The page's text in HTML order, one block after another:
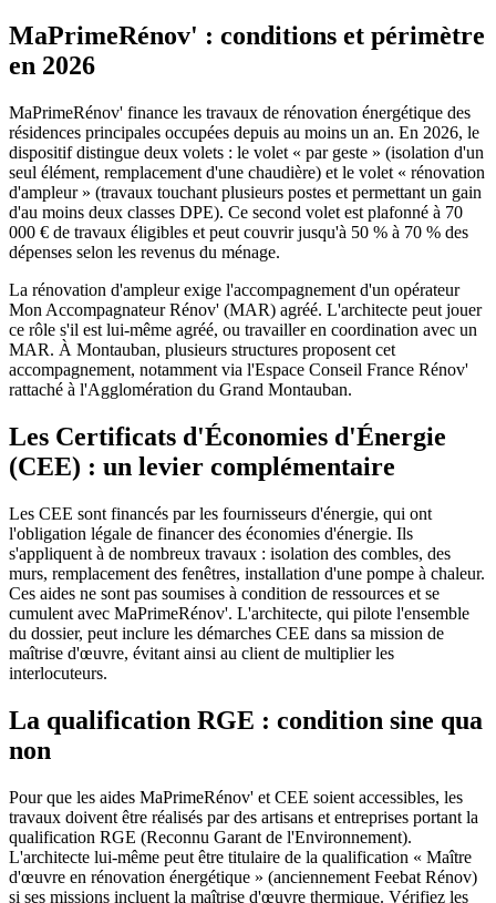
MaPrimeRénov' : conditions et périmètre
en 2026
MaPrimeRénov' finance les travaux de rénovation énergétique des
résidences principales occupées depuis au moins un an. En 2026, le
dispositif distingue deux volets : le volet « par geste » (isolation d'un
seul élément, remplacement d'une chaudière) et le volet « rénovation
d'ampleur » (travaux touchant plusieurs postes et permettant un gain
d'au moins deux classes DPE). Ce second volet est plafonné à 70
000 € de travaux éligibles et peut couvrir jusqu'à 50 % à 70 % des
dépenses selon les revenus du ménage.
La rénovation d'ampleur exige l'accompagnement d'un opérateur
Mon Accompagnateur Rénov' (MAR) agréé. L'architecte peut jouer
ce rôle s'il est lui-même agréé, ou travailler en coordination avec un
MAR. À Montauban, plusieurs structures proposent cet
accompagnement, notamment via l'Espace Conseil France Rénov'
rattaché à l'Agglomération du Grand Montauban.
Les Certificats d'Économies d'Énergie
(CEE) : un levier complémentaire
Les CEE sont financés par les fournisseurs d'énergie, qui ont
l'obligation légale de financer des économies d'énergie. Ils
s'appliquent à de nombreux travaux : isolation des combles, des
murs, remplacement des fenêtres, installation d'une pompe à chaleur.
Ces aides ne sont pas soumises à condition de ressources et se
cumulent avec MaPrimeRénov'. L'architecte, qui pilote l'ensemble
du dossier, peut inclure les démarches CEE dans sa mission de
maîtrise d'œuvre, évitant ainsi au client de multiplier les
interlocuteurs.
La qualification RGE : condition sine qua
non
Pour que les aides MaPrimeRénov' et CEE soient accessibles, les
travaux doivent être réalisés par des artisans et entreprises portant la
qualification RGE (Reconnu Garant de l'Environnement).
L'architecte lui-même peut être titulaire de la qualification « Maître
d'œuvre en rénovation énergétique » (anciennement Feebat Rénov)
si ses missions incluent la maîtrise d'œuvre thermique. Vérifiez les